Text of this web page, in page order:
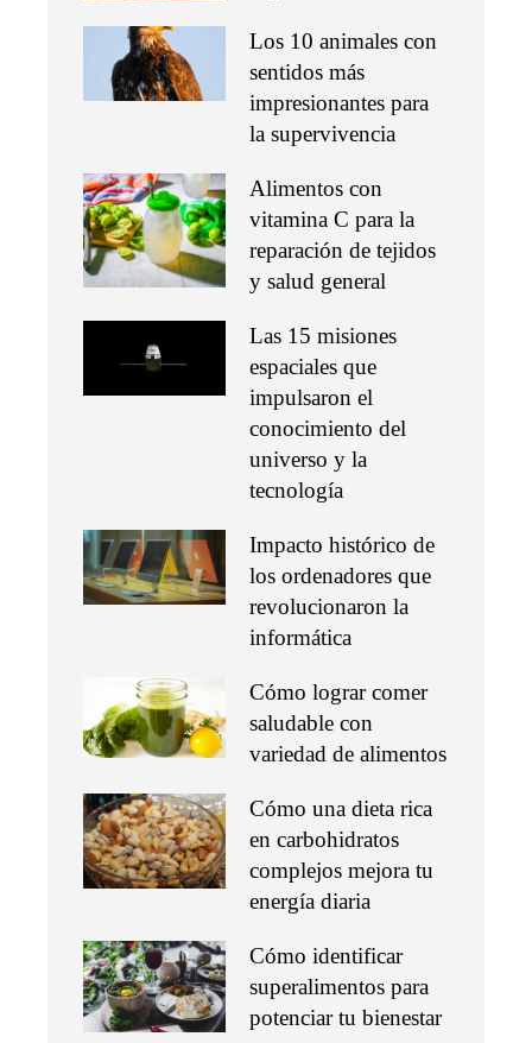
Los 10 animales con
sentidos más
impresionantes para
la supervivencia
Alimentos con
vitamina C para la
reparación de tejidos
y salud general
Las 15 misiones
espaciales que
impulsaron el
conocimiento del
universo y la
tecnología
Impacto histórico de
los ordenadores que
revolucionaron la
informática
Cómo lograr comer
saludable con
variedad de alimentos
Cómo una dieta rica
en carbohidratos
complejos mejora tu
energía diaria
Cómo identificar
superalimentos para
potenciar tu bienestar